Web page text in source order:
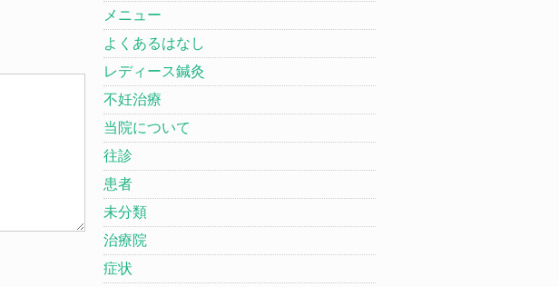
メニュー
よくあるはなし
レディース鍼灸
不妊治療
当院について
往診
患者
未分類
治療院
症状